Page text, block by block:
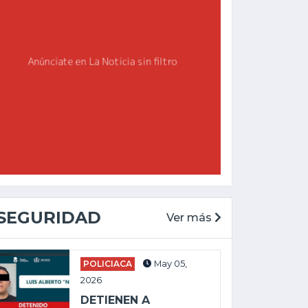
CHAPALA
Ver más
POLICIACA
May 05,
2026
DETIENEN A